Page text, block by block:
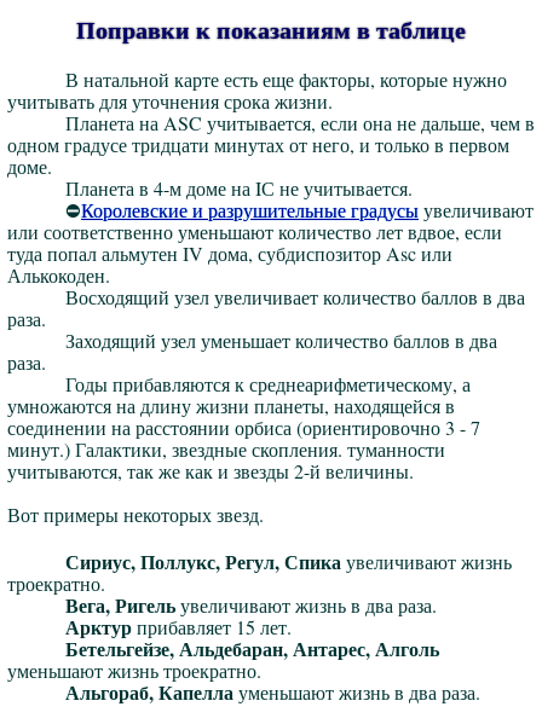
Поправки к показаниям в таблице
В натальной карте есть еще факторы, которые нужно
учитывать для уточнения срока жизни.
Планета на ASC учитывается, если она не дальше, чем в
одном градусе тридцати минутах от него, и только в первом
доме.
Планета в 4-м доме на IС не учитывается.
⛔Королевские и разрушительные градусыувеличивают
или соответственно уменьшают количество лет вдвое, если
туда попал альмутен IV дома, субдиспозитор Asc или
Алькокоден.
Восходящий узел увеличивает количество баллов в два
раза.
Заходящий узел уменьшает количество баллов в два
раза.
Годы прибавляются к среднеарифметическому, а
умножаются на длину жизни планеты, находящейся в
соединении на расстоянии орбиса (ориентировочно 3 - 7
минут.) Галактики, звездные скопления. туманности
учитываются, так же как и звезды 2-й величины.
Вот примеры некоторых звезд.
Сириус, Поллукс, Регул, Спика увеличивают жизнь
троекратно.
Вега, Ригельувеличивают жизнь в два раза.
Арктурприбавляет 15 лет.
Бетельгейзе, Альдебаран, Антарес, Алголь
уменьшают жизнь троекратно.
Альгораб, Капелла уменьшают жизнь в два раза.